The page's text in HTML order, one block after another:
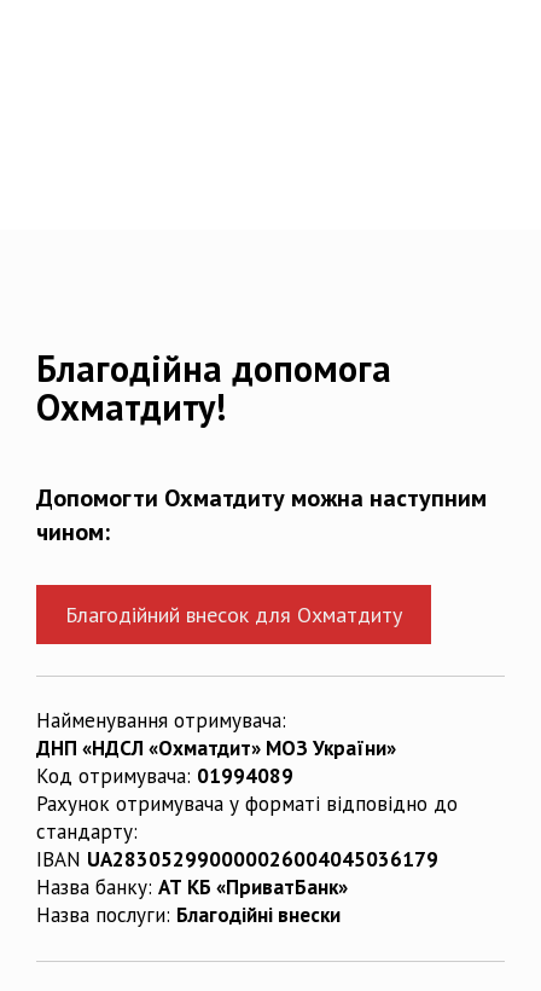
Благодійна допомога
Охматдиту!
Допомогти Охматдиту можна наступним
чином:
Благодійний внесок для Охматдиту
Найменування отримувача:
ДНП «НДСЛ «Охматдит» МОЗ України»
Код отримувача: 01994089
Рахунок отримувача у форматі відповідно до
стандарту:
IBAN UA283052990000026004045036179
Назва банку: АТ КБ «ПриватБанк»
Назва послуги: Благодійні внески